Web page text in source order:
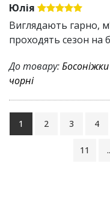
Юлія
Виглядають гарно,
проходять сезон на
До товару:
чорні
1 2 3 4
11